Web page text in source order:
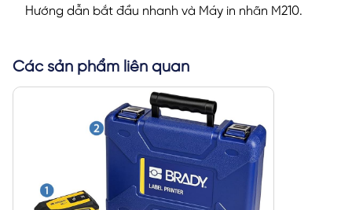
Hướng dẫn bắt đầu nhanh và Máy in nhãn M210.
Các sản phẩm liên quan